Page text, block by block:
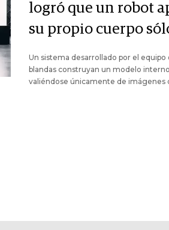
logró que un robot
su propio cuerpo
Un sistema desarrollado por el
blandas construyan un modelo
valiéndose únicamente de imágenes